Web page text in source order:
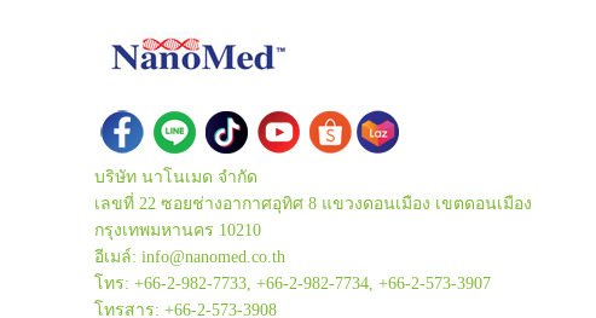
บริษัท นาโนเมด จำกัด
เลขที่ 22 ซอยช่างอากาศอุทิศ 8 แขวงดอนเมือง เขตดอนเมือง
กรุงเทพมหานคร 10210
อีเมล์: info@nanomed.co.th
โทร: +66-2-982-7733, +66-2-982-7734, +66-2-573-3907
โทรสาร: +66-2-573-3908